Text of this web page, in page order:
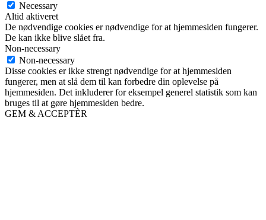
Necessary
Altid aktiveret
De nødvendige cookies er nødvendige for at hjemmesiden fungerer.
De kan ikke blive slået fra.
Non-necessary
Non-necessary
Disse cookies er ikke strengt nødvendige for at hjemmesiden
fungerer, men at slå dem til kan forbedre din oplevelse på
hjemmesiden. Det inkluderer for eksempel generel statistik som kan
bruges til at gøre hjemmesiden bedre.
GEM & ACCEPTÈR